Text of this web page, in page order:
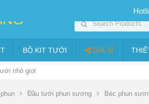
SP PHUN SƯƠNG GIÁ TỐT
BỘ KIT TƯỚI GIÁ SỈ
nhỏ giọt
Đầu tưới phun sương Béc phun